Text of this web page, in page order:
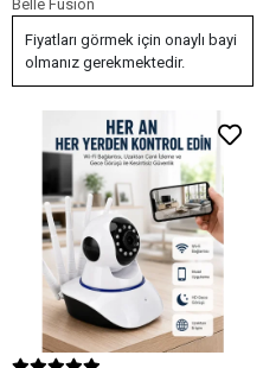
Konum Bulucu
Belle Fusion
Fiyatları görmek için onaylı bayi
olmanız gerekmektedir.